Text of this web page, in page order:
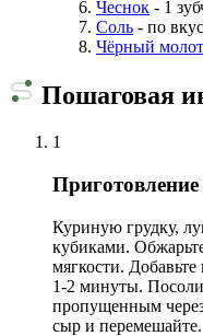
Чеснок - 1
Соль - по
Чёрный
Пошаговая
1
Куриную грудку,
кубиками.
мягкости.
1-2 минуты.
пропущенным
сыр и перемешайте.